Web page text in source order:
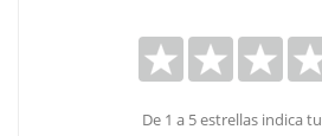
De 1 a 5 estrellas indica